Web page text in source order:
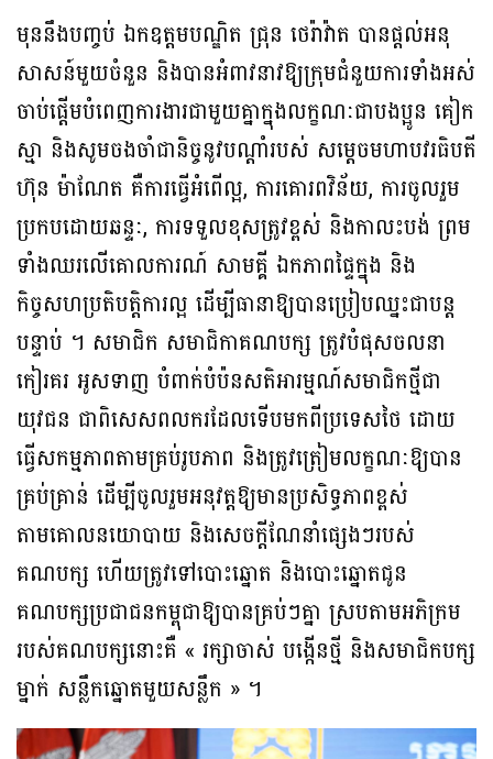
មុននឹងបញ្ចប់ ឯកឧត្តមបណ្ឌិត ជ្រុន ថេរ៉ាវ៉ាត បានផ្តល់អនុ
សាសន៍មួយចំនួន និងបានអំពាវនាវឱ្យក្រុមជំនួយការទាំងអស់
ចាប់ផ្តើមបំពេញការងារជាមួយគ្នាក្នុងលក្ខណៈជាបងប្អូន គៀក
ស្មា និងសូមចងចាំជានិច្ចនូវបណ្តាំរបស់ សម្តេចមហាបវរធិបតី
ហ៊ុន ម៉ាណែត គឺការធ្វើអំពើល្អ, ការគោរពវិន័យ, ការចូលរួម
ប្រកបដោយឆន្ទៈ, ការទទួលខុសត្រូវខ្ពស់ និងកាលះបង់ ព្រម
ទាំងឈរលើគោលការណ៍ សាមគ្គី ឯកភាពផ្ទៃក្នុង និង
កិច្ចសហប្រតិបត្តិការល្អ ដើម្បីធានាឱ្យបានប្រៀបឈ្នះជាបន្ត
បន្ទាប់ ។ សមាជិក សមាជិកាគណបក្ស ត្រូវបំផុសចលនា
កៀរគរ អូសទាញ បំពាក់បំប៉នសតិអារម្មណ៍សមាជិកថ្មីជា
យុវជន ជាពិសេសពលករដែលទើបមកពីប្រទេសថៃ ដោយ
ធ្វើសកម្មភាពតាមគ្រប់រូបភាព និងត្រូវត្រៀមលក្ខណៈឱ្យបាន
គ្រប់គ្រាន់ ដើម្បីចូលរួមអនុវត្តឱ្យមានប្រសិទ្ធភាពខ្ពស់
តាមគោលនយោបាយ និងសេចក្តីណែនាំផ្សេងៗរបស់
គណបក្ស ហើយត្រូវទៅបោះឆ្នោត និងបោះឆ្នោតជូន
គណបក្សប្រជាជនកម្ពុជាឱ្យបានគ្រប់ៗគ្នា ស្របតាមអភិក្រម
របស់គណបក្សនោះគឺ « រក្សាចាស់ បង្កើនថ្មី និងសមាជិកបក្ស
ម្នាក់ សន្លឹកឆ្នោតមួយសន្លឹក » ។